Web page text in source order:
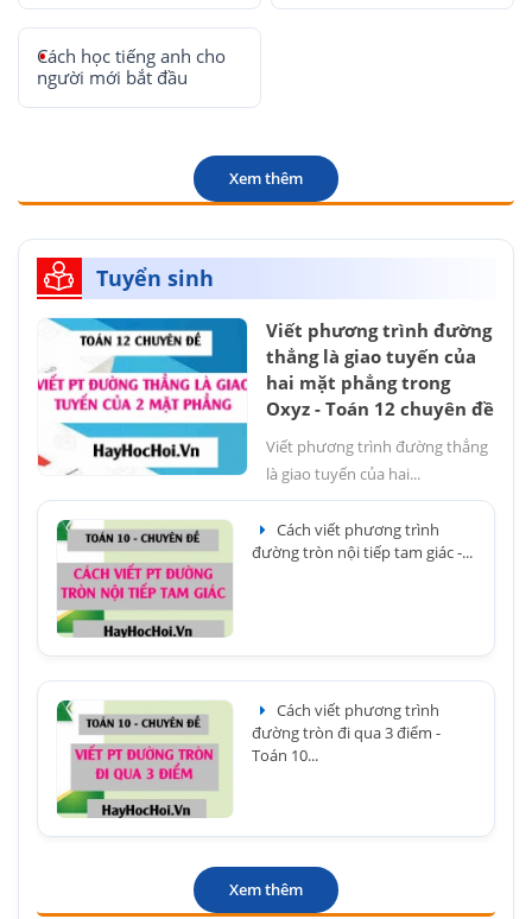
Cách học tiếng anh cho
người mới bắt đầu
Xem thêm
Tuyển sinh
Viết phương trình đường
thẳng là giao tuyến của
hai mặt phẳng trong
Oxyz - Toán 12 chuyên đề
Viết phương trình đường thẳng
là giao tuyến của hai...
Cách viết phương trình
đường tròn nội tiếp tam giác -...
Cách viết phương trình
đường tròn đi qua 3 điểm -
Toán 10...
Xem thêm